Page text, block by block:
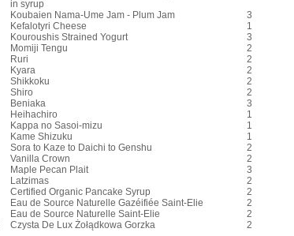
in syrup
Koubaien Nama-Ume Jam - Plum Jam 3
Kefalotyri Cheese 1
Kouroushis Strained Yogurt 3
Momiji Tengu
2
Ruri 2
Kyara 2
Shikkoku 2
Shiro 2
Beniaka 3
Heihachiro 1
Kappa no Sasoi-mizu 1
Kame Shizuku 1
Sora to Kaze to Daichi to Genshu 2
Vanilla Crown 2
Maple Pecan Plait 3
Latzimas 2
Certified Organic Pancake Syrup 2
Eau de Source Naturelle Gazéifiée Saint-Elie 2
Eau de Source Naturelle Saint-Elie 2
Czysta De Lux Żołądkowa Gorzka 2